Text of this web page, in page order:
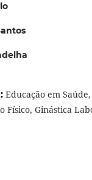
Educação em
Físico, Ginástica